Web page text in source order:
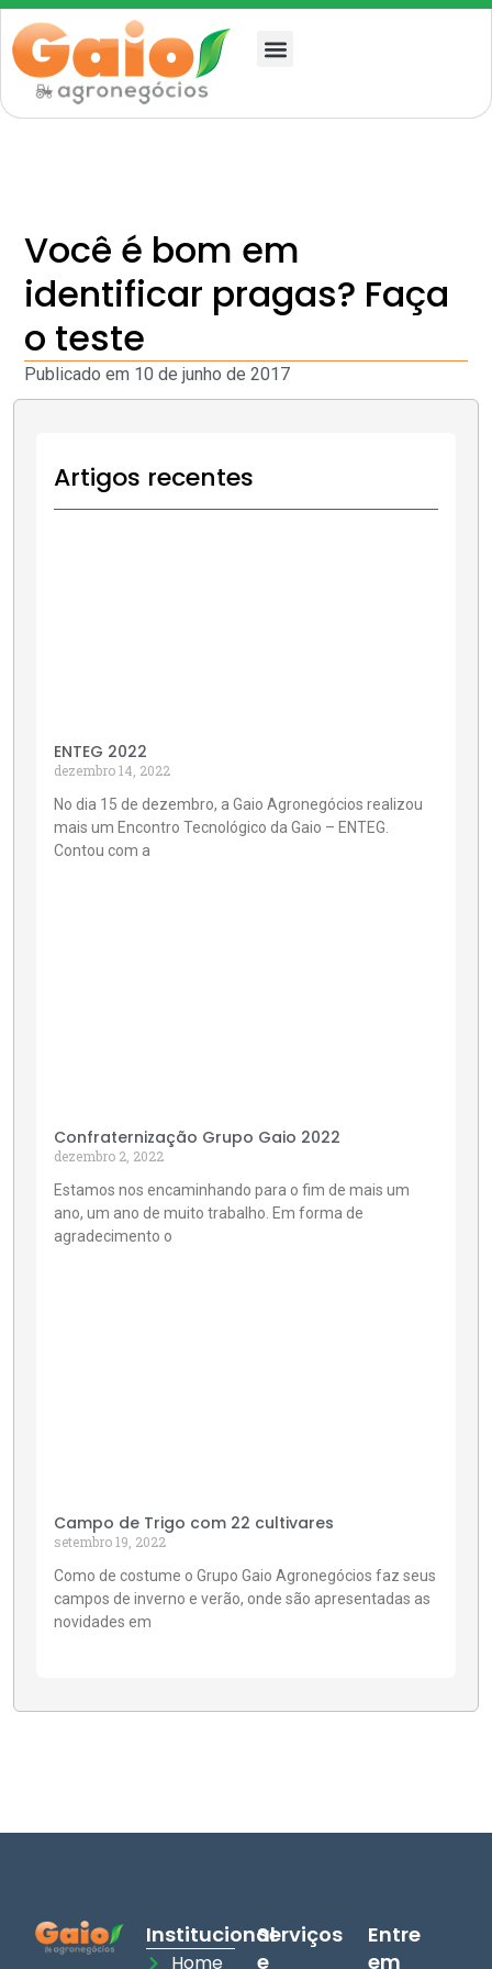
Você é bom em
identificar pragas? Faça
o teste
Publicado em 10 de junho de 2017
Artigos recentes
ENTEG 2022
dezembro 14, 2022
No dia 15 de dezembro, a Gaio Agronegócios realizou
mais um Encontro Tecnológico da Gaio – ENTEG.
Contou com a
Confraternização Grupo Gaio 2022
dezembro 2, 2022
Estamos nos encaminhando para o fim de mais um
ano, um ano de muito trabalho. Em forma de
agradecimento o
Campo de Trigo com 22 cultivares
setembro 19, 2022
Como de costume o Grupo Gaio Agronegócios faz seus
campos de inverno e verão, onde são apresentadas as
novidades em
Institucional
Home
Serviços
e
Entre
em